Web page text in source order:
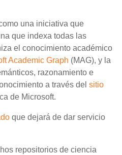
una iniciativa que
que indexa todas las
el conocimiento académico
Academic Graph (MAG), y la
razonamiento e
a través del sitio
de Microsoft.
que dejará de dar servicio
repositorios de ciencia